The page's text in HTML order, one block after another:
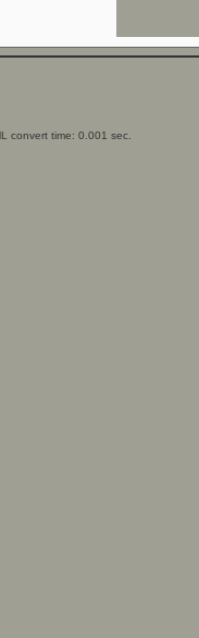
convert time: 0.001 sec.